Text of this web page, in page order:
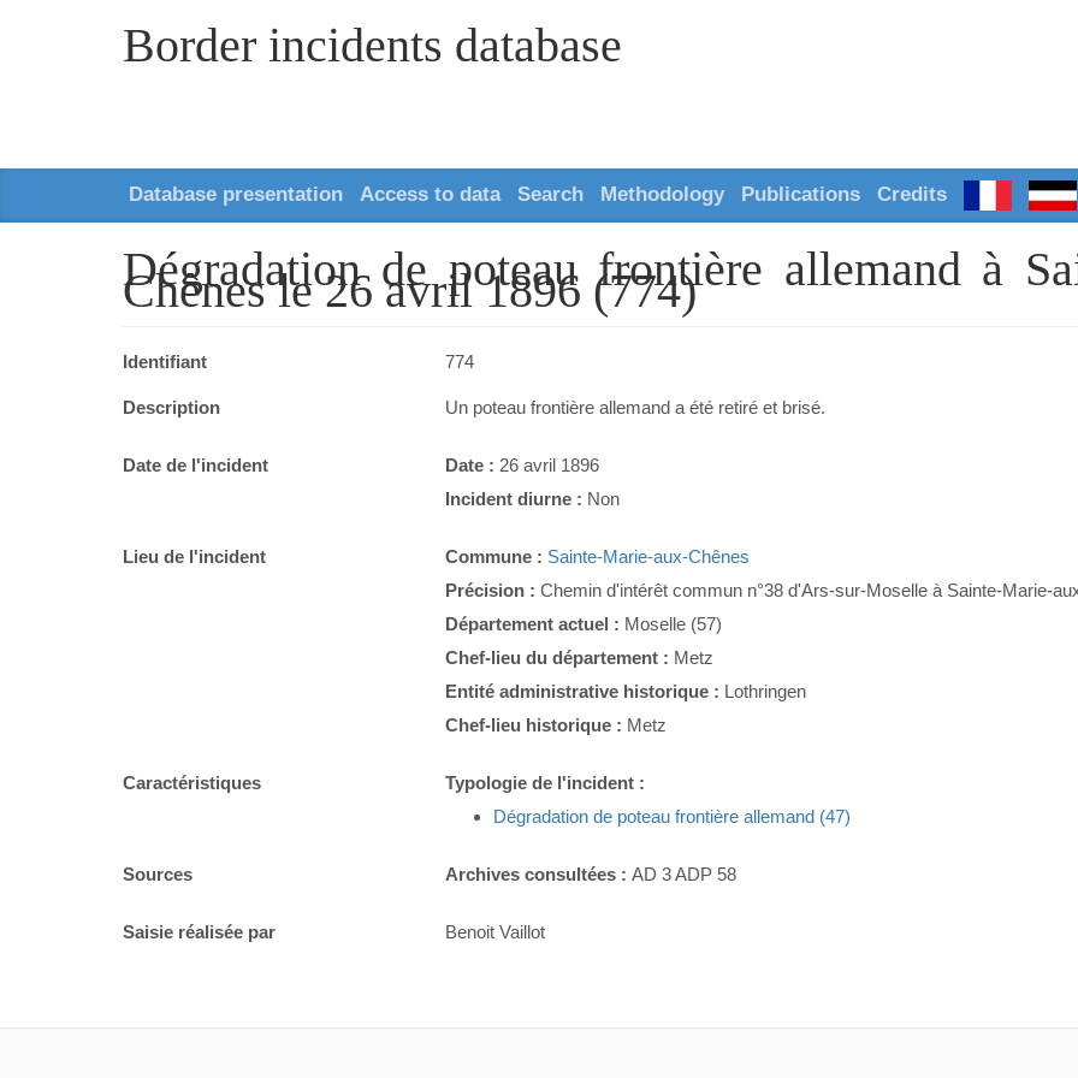
Border incidents database
Database presentation Access to data Search Methodology Publications Credits
Dégradation de poteau frontière allemand à
Chênes le 26 avril 1896 (774)
Identifiant 774
Description Un poteau frontière allemand a été retiré et brisé.
Date de l'incident Date : 26 avril 1896
Incident diurne : Non
Lieu de l'incident Commune : Sainte-Marie-aux-Chênes
Précision :Chemin d'intérêt commun n°38 d'Ars-sur-Moselle à Sainte-Marie-
Département actuel : Moselle (57)
Chef-lieu du département : Metz
Entité administrative historique : Lothringen
Chef-lieu historique : Metz
Caractéristiques
Typologie de l'incident :
Dégradation de poteau frontière allemand (47)
Sources Archives consultées :AD 3 ADP 58
Saisie réalisée par Benoit Vaillot